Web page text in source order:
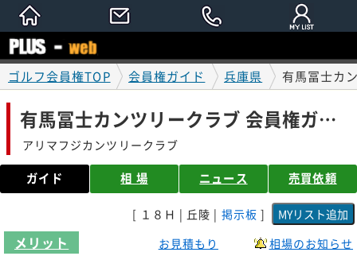
ゴルフ会員権TOP 会員権ガイド 兵庫県 有馬冨士カ
有馬冨士カンツリークラブ 会員権ガイド
アリマフジカンツリークラブ
ガイド 相 場 ニュース 売買依頼
[ １８Ｈ | 丘陵 | 掲示板 ]
メリット お見積もり 相場のお知らせ